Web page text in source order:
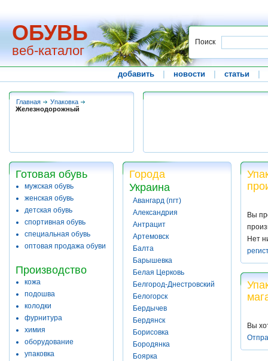
ОБУВЬ
веб-каталог
Поиск
добавить новости статьи
Главная
Упаковка
Железнодорожный
Готовая обувь
мужская обувь
женская обувь
детская обувь
спортивная обувь
специальная обувь
оптовая продажа обуви
Производство
кожа
подошва
колодки
фурнитура
химия
оборудование
упаковка
Города
Украина
Авангард (пгт)
Александрия
Антрацит
Артемовск
Балта
Барышевка
Белая Церковь
Белгород-Днестровский
Белогорск
Бердычев
Бердянск
Борисовка
Бородянка
Боярка
Вы
Нет
Вы